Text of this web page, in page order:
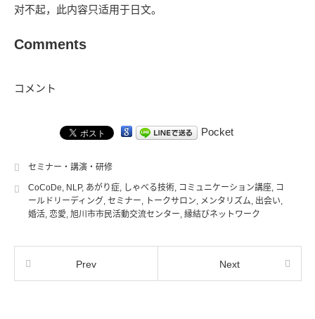
对不起，此内容只适用于日文。
Comments
コメント
Pocket
セミナー・講演・研修
CoCoDe NLP, あがり症 しゃべる技術 コミュニケーション講座 コ
ールドリーディング セミナー トークサロン メンタリズム 出会い
婚活 恋愛 旭川市市民活動交流センター 縁結びネットワーク
Prev Next